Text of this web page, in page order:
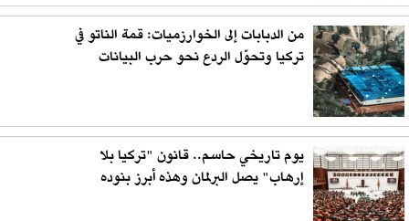
من الدبابات إلى الخوارزميات: قمة الناتو في
تركيا وتحوّل الردع نحو حرب البيانات
يوم تاريخي حاسم.. قانون "تركيا بلا
إرهاب" يصل البرلمان وهذه أبرز بنوده